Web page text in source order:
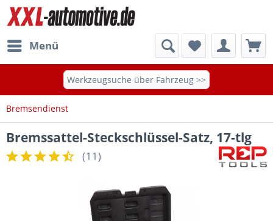
Menü
Werkzeugsuche über Fahrzeug >>
Bremsendienst
Bremssattel-Steckschlüssel-Satz, 17-tlg
(11)